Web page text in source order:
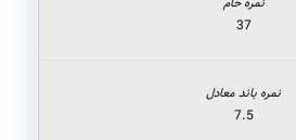
37
7.5